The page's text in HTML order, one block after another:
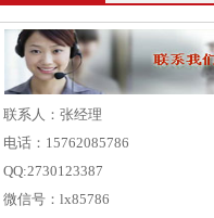
联系人：张经理
电话：15762085786
QQ:2730123387
微信号：lx85786